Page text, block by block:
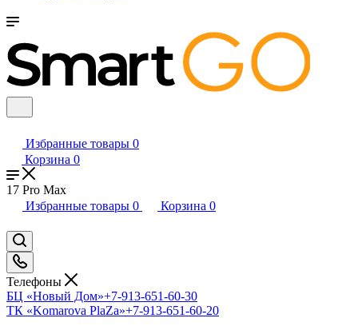
Избранные товары 0
Корзина 0
17 Pro Max
Избранные товары 0 Корзина 0
Телефоны
БЦ «Новый Дом»+7-913-651-60-30
ТК «Komarova PlaZa»+7-913-651-60-20